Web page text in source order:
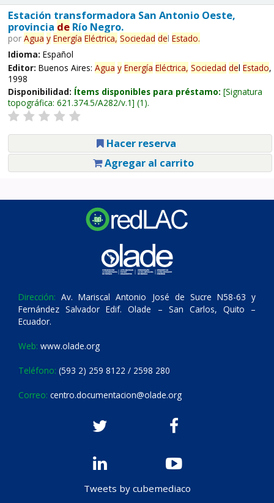
Estación transformadora San Antonio Oeste,
provincia deRío Negro.
por Agua y Energía Eléctrica, Sociedad del Estado.
Idioma: Español
Editor: Buenos Aires: Agua y Energía Eléctrica, Sociedad del Estado,
1998
Disponibilidad: Ítems disponibles para préstamo: Signatura
topográfica: 621.374.5/A282/v.1 (1).
Hacer reserva
Agregar al carrito
Dirección: Av. Mariscal Antonio José de Sucre N58-63 y
Fernández Salvador Edif. Olade – San Carlos, Quito –
Ecuador.
Web: www.olade.org
Teléfono: (593 2) 259 8122 / 2598 280
Correo: centro.documentacion@olade.org
Tweets by cubemediaco